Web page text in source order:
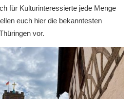
für Kulturinteressierte jede Menge
euch hier die bekanntesten
vor.